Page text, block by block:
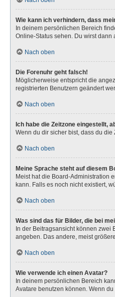
Wie kann ich verhindern, dass
In deinem persönlichen Bereich
Online-Status sehen. Du wirst
Nach oben
Die Forenuhr geht falsch!
Möglicherweise entspricht die
registrierten Benutzern geändert
Nach oben
Ich habe die Zeitzone eingestellt,
Wenn du dir sicher bist, dass du
Nach oben
Meine Sprache steht auf diesem
Meist hat die Board-Administration
kann. Falls es noch nicht existiert,
Nach oben
Was sind das für Bilder, die bei
In der Beitragsansicht können
angeben. Das andere, meist
Nach oben
Wie verwende ich einen Avatar?
In deinem persönlichen Bereich
Avatare benutzen können. Wenn